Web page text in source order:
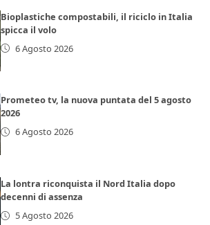
Bioplastiche compostabili, il riciclo in Italia
spicca il volo
6 Agosto 2026
Prometeo tv, la nuova puntata del 5 agosto
2026
6 Agosto 2026
La lontra riconquista il Nord Italia dopo
decenni di assenza
5 Agosto 2026